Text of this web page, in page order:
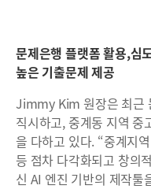
문제은행 플랫폼 활용,심
높은 기출문제 제공
Jimmy Kim 원장은 최근
직시하고, 중계동 지역 중
을 다하고 있다. “중계지
등 점차 다각화되고 창의
신 AI 엔진 기반의 제작툴